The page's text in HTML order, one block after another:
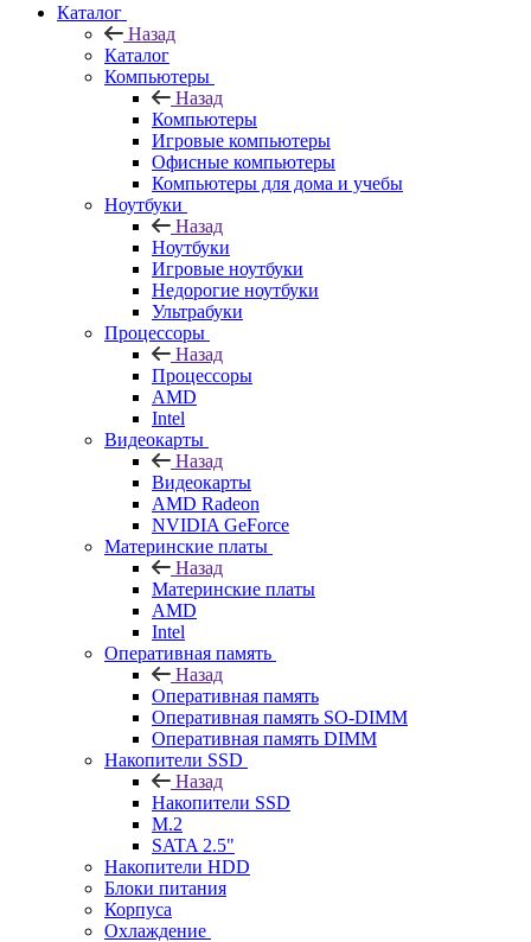
Каталог
Назад
Каталог
Компьютеры
Назад
Компьютеры
Игровые компьютеры
Офисные компьютеры
Компьютеры для дома и учебы
Ноутбуки
Назад
Ноутбуки
Игровые ноутбуки
Недорогие ноутбуки
Ультрабуки
Процессоры
Назад
Процессоры
AMD
Intel
Видеокарты
Назад
Видеокарты
AMD Radeon
NVIDIA GeForce
Материнские платы
Назад
Материнские платы
AMD
Intel
Оперативная память
Назад
Оперативная память
Оперативная память SO-DIMM
Оперативная память DIMM
Накопители SSD
Назад
Накопители SSD
M.2
SATA 2.5"
Накопители HDD
Блоки питания
Корпуса
Охлаждение